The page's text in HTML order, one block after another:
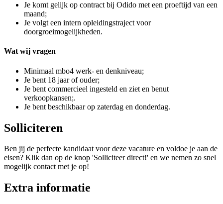
Je komt gelijk op contract bij Odido met een proeftijd van een
maand;
Je volgt een intern opleidingstraject voor
doorgroeimogelijkheden.
Wat wij vragen
Minimaal mbo4 werk- en denkniveau;
Je bent 18 jaar of ouder;
Je bent commercieel ingesteld en ziet en benut
verkoopkansen;.
Je bent beschikbaar op zaterdag en donderdag.
Solliciteren
Ben jij de perfecte kandidaat voor deze vacature en voldoe je aan de
eisen? Klik dan op de knop 'Solliciteer direct!' en we nemen zo snel
mogelijk contact met je op!
Extra informatie